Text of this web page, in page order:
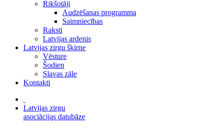
Rikšotāji
Audzēšanas programma
Saimniecības
Raksti
Latvijas ardenis
Latvijas zirgu šķirne
Vēsture
Šodien
Slavas zāle
Kontakti
Latvijas zirgu
asociācijas datubāze